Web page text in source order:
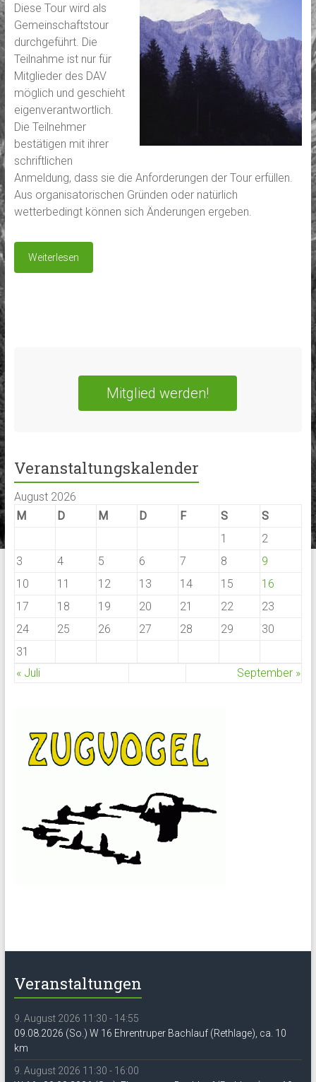
Diese Tour wird als
Gemeinschaftstour
durchgeführt. Die
Teilnahme ist nur für
Mitglieder des DAV
möglich und geschieht
eigenverantwortlich.
Die Teilnehmer
bestätigen mit ihrer
schriftlichen
Anmeldung, dass sie die Anforderungen der Tour erfüllen.
Aus organisatorischen Gründen oder natürlich
wetterbedingt können sich Änderungen ergeben.
Weiterlesen
Mitglied werden!
Veranstaltungskalender
August 2026
M
D M D F S
S
1
2
3
4 5 6 7 8
9
10
11 12 13 14 15
16
17
18 19 20 21 22
23
24
25 26 27 28 29
30
31
« Juli
September »
Veranstaltungen
9. August 2026 11:30 - 14:55
09.08.2026 (So.) W 16 Ehrentruper Bachlauf (Rethlage), ca. 10
km
9. August 2026 11:30 - 16:00